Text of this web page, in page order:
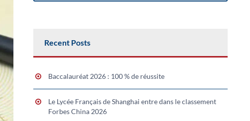
Recent Posts
Baccalauréat 2026 : 100 % de réussite
Le Lycée Français de Shanghai entre dans le classement
Forbes China 2026